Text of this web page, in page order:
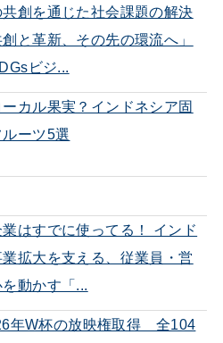
共創を通じた社会課題の解決
と革新、その先の環流へ」
ビジ...
カル果実？インドネシア固
ーツ5選
はすでに使ってる！ インド
拡大を支える、従業員・営
動かす「...
年W杯の放映権取得 全104